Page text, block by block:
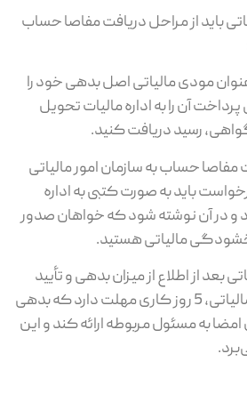
باید از مراحل دریافت مفاصا حساب
عنوان مودی مالیاتی اصل بدهی خود را
آن را به اداره مالیات تحویل
رسید دریافت کنید.
مفاصا حساب به سازمان امور مالیاتی
باید به صورت کتبی به اداره
و در آن نوشته شود که خواهان صدور
مالیاتی هستید.
بعد از اطلاع از میزان بدهی و تأیید
صحت خلاصه وضعیت مالیاتی، 5 روز کاری مهلت دارد که بدهی
به مسئول مربوطه ارائه کند و این